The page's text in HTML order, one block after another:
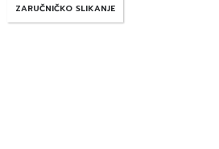
ZARUČNIČKO SLIKANJE